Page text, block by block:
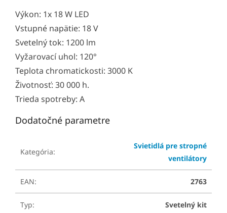
Výkon: 1x 18 W LED
Vstupné napätie: 18 V
Svetelný tok: 1200 lm
Vyžarovací uhol: 120°
Teplota chromatickosti: 3000 K
Životnosť: 30 000 h.
Trieda spotreby: A
Dodatočné parametre
Kategória:
Svietidlá pre stropné
ventilátory
EAN: 2763
Typ: Svetelný kit